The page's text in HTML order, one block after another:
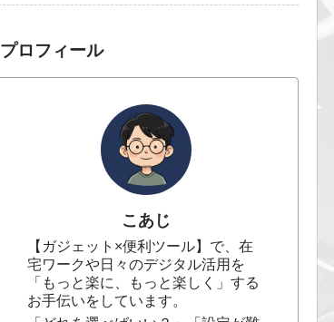
プロフィール
こあじ
【ガジェット×便利ツール】で、在
宅ワークや日々のデジタル活用を
「もっと楽に、もっと楽しく」する
お手伝いをしています。